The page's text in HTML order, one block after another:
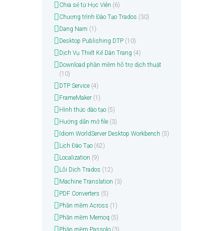
Chia sẻ từ Học Viên (6)
Chương trình Đào Tạo Trados (30)
Dang Nam (1)
Desktop Publishing DTP(10)
Dịch Vụ Thiết Kế Dàn Trang (4)
Download phần mềm hỗ trợ dịch thuật
(10)
DTP Service(4)
FrameMaker(1)
Hình thức đào tạo(5)
Hướng dẫn mở file(3)
Idiom WorldServer Desktop Workbench (5)
Lịch Đào Tạo(62)
Localization (9)
Lỗi Dịch Trados (12)
Machine Translation (3)
PDF Converters (5)
Phần mềm Across (1)
Phần mềm Memoq (5)